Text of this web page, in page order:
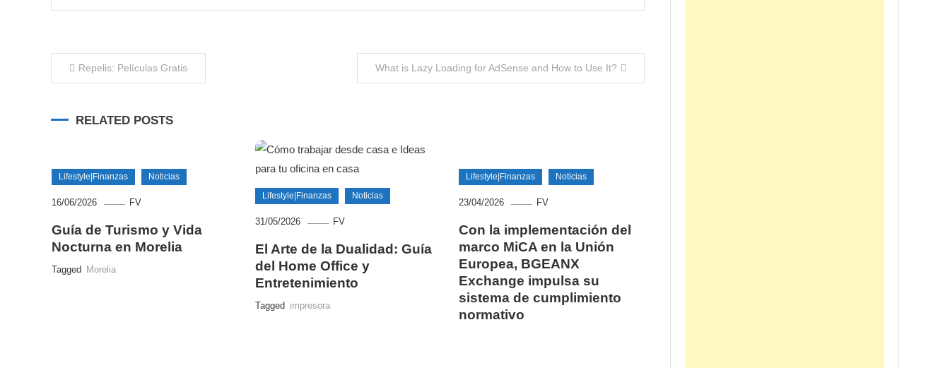
Navegación
entradas
Repelis: Películas Gratis What is Lazy Loading for AdSense and How to Use It?
RELATED POSTS
Lifestyle|Finanzas Noticias
16/06/2026 FV
Guía de Turismo y Vida
Nocturna en Morelia
Tagged Morelia
Lifestyle|Finanzas Noticias
31/05/2026 FV
El Arte de la Dualidad: Guía
del Home Office y
Entretenimiento
Tagged impresora
Lifestyle|Finanzas Noticias
23/04/2026 FV
Con la implementación del
marco MiCA en la Unión
Europea, BGEANX
Exchange impulsa su
sistema de cumplimiento
normativo